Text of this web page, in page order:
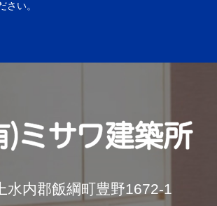
さい。
水内郡飯綱町豊野1672-1